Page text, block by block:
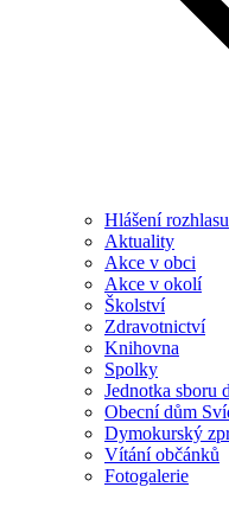
Hlášení rozhlasu
Aktuality
Akce v obci
Akce v okolí
Školství
Zdravotnictví
Knihovna
Spolky
Jednotka sboru
Obecní dům
Dymokurský
Vítání občánků
Fotogalerie